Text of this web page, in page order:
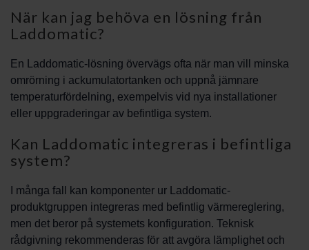
När kan jag behöva en lösning från
Laddomatic?
En Laddomatic-lösning övervägs ofta när man vill minska
omrörning i ackumulatortanken och uppnå jämnare
temperaturfördelning, exempelvis vid nya installationer
eller uppgraderingar av befintliga system.
Kan Laddomatic integreras i befintliga
system?
I många fall kan komponenter ur Laddomatic-
produktgruppen integreras med befintlig värmereglering,
men det beror på systemets konfiguration. Teknisk
rådgivning rekommenderas för att avgöra lämplighet och